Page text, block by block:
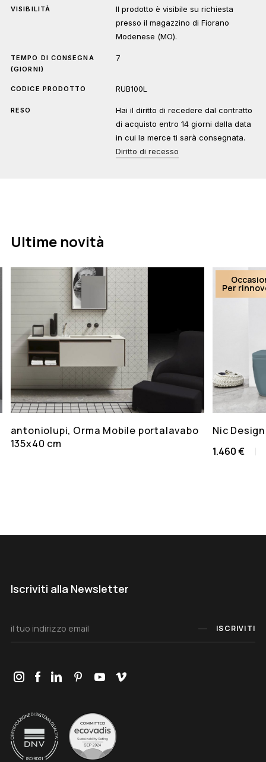
VISIBILITÀ
Il prodotto è visibile su richiesta
presso il magazzino di Fiorano
Modenese (MO).
TEMPO DI CONSEGNA
(GIORNI)
7
CODICE PRODOTTO RUB100L
RESO
Hai il diritto di recedere dal contratto
di acquisto entro 14 giorni dalla data
in cui la merce ti sarà consegnata.
Diritto di recesso
Ultime novità
antoniolupi, Orma Mobile portalavabo
135x40 cm
Per
Nic
1.460 €
Iscriviti alla Newsletter
ISCRIVITI